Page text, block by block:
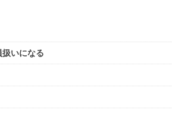
いになる